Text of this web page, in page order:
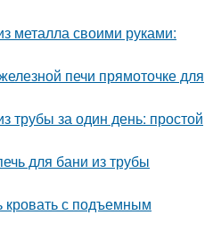
металла своими руками:
печи прямоточке для
трубы за один день: простой
для бани из трубы
кровать с подъемным